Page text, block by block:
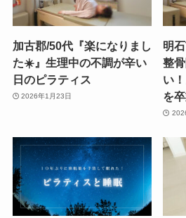
加古郡/50代『楽になりまし
た☀️』生理中の不調が辛い
日のピラティス
2026年1月23日
明
整
い
を